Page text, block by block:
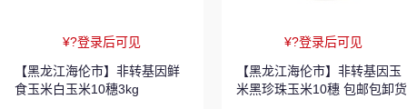
¥?登录后可见
【黑龙江海伦市】非转基因鲜
食玉米白玉米10穗3kg
¥?登录后可见
【黑龙江海伦市】非转基因玉
米黑珍珠玉米10穗 包邮包卸货